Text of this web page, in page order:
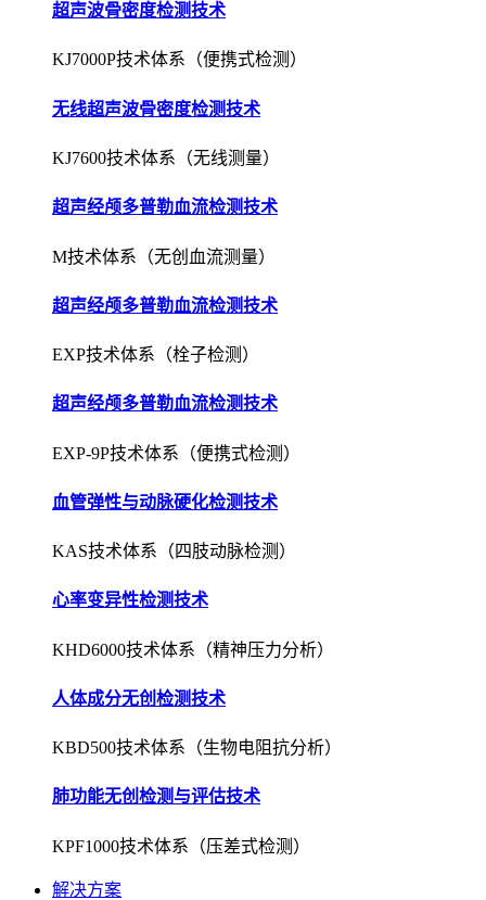
超声波骨密度检测技术
KJ7000P技术体系（便携式检测）
无线超声波骨密度检测技术
KJ7600技术体系（无线测量）
超声经颅多普勒血流检测技术
M技术体系（无创血流测量）
超声经颅多普勒血流检测技术
EXP技术体系（栓子检测）
超声经颅多普勒血流检测技术
EXP-9P技术体系（便携式检测）
血管弹性与动脉硬化检测技术
KAS技术体系（四肢动脉检测）
心率变异性检测技术
KHD6000技术体系（精神压力分析）
人体成分无创检测技术
KBD500技术体系（生物电阻抗分析）
肺功能无创检测与评估技术
KPF1000技术体系（压差式检测）
解决方案